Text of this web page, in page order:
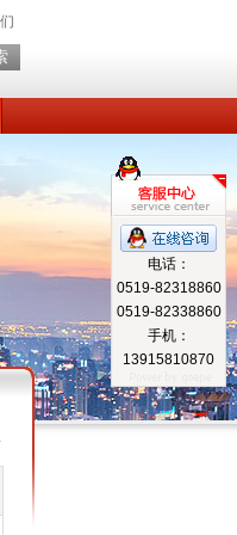
电话：
0519-82318860
0519-82338860
手机：
13915810870